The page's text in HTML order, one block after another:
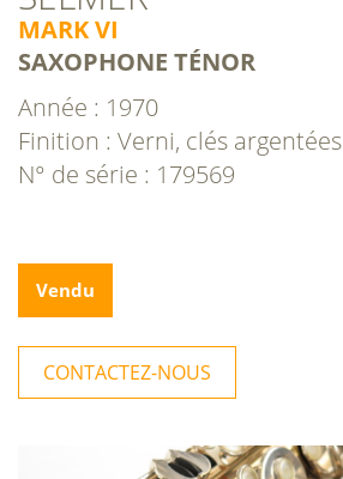
MARK VI
SAXOPHONE TÉNOR
Année : 1970
Finition : Verni, clés argentées
N° de série : 179569
Vendu
CONTACTEZ-NOUS